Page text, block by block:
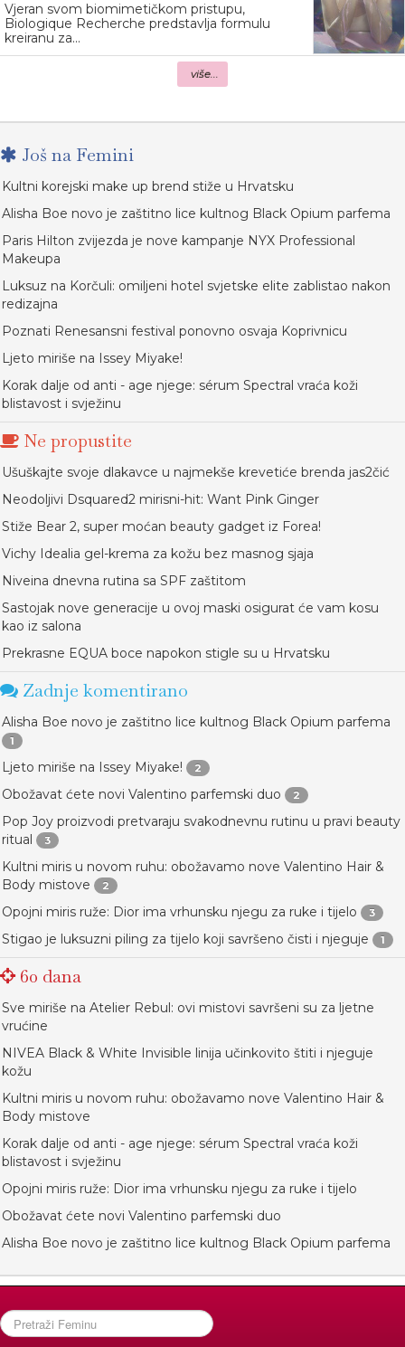
Vjeran svom biomimetičkom pristupu,
Biologique Recherche predstavlja formulu
kreiranu za...
više...
Još na Femini
Kultni korejski make up brend stiže u Hrvatsku
Alisha Boe novo je zaštitno lice kultnog Black Opium parfema
Paris Hilton zvijezda je nove kampanje NYX Professional
Makeupa
Luksuz na Korčuli: omiljeni hotel svjetske elite zablistao nakon
redizajna
Poznati Renesansni festival ponovno osvaja Koprivnicu
Ljeto miriše na Issey Miyake!
Korak dalje od anti - age njege: sérum Spectral vraća koži
blistavost i svježinu
Ne propustite
Ušuškajte svoje dlakavce u najmekše krevetiće brenda jas2čić
Neodoljivi Dsquared2 mirisni-hit: Want Pink Ginger
Stiže Bear 2, super moćan beauty gadget iz Forea!
Vichy Idealia gel-krema za kožu bez masnog sjaja
Niveina dnevna rutina sa SPF zaštitom
Sastojak nove generacije u ovoj maski osigurat će vam kosu
kao iz salona
Prekrasne EQUA boce napokon stigle su u Hrvatsku
Zadnje komentirano
Alisha Boe novo je zaštitno lice kultnog Black Opium parfema
1
Ljeto miriše na Issey Miyake! 2
Obožavat ćete novi Valentino parfemski duo 2
Pop Joy proizvodi pretvaraju svakodnevnu rutinu u pravi beauty
ritual
3
Kultni miris u novom ruhu: obožavamo nove Valentino Hair &
Body mistove
2
Opojni miris ruže: Dior ima vrhunsku njegu za ruke i tijelo 3
Stigao je luksuzni piling za tijelo koji savršeno čisti i njeguje 1
60 dana
Sve miriše na Atelier Rebul: ovi mistovi savršeni su za ljetne
vrućine
NIVEA Black & White Invisible linija učinkovito štiti i njeguje
kožu
Kultni miris u novom ruhu: obožavamo nove Valentino Hair &
Body mistove
Korak dalje od anti - age njege: sérum Spectral vraća koži
blistavost i svježinu
Opojni miris ruže: Dior ima vrhunsku njegu za ruke i tijelo
Obožavat ćete novi Valentino parfemski duo
Alisha Boe novo je zaštitno lice kultnog Black Opium parfema